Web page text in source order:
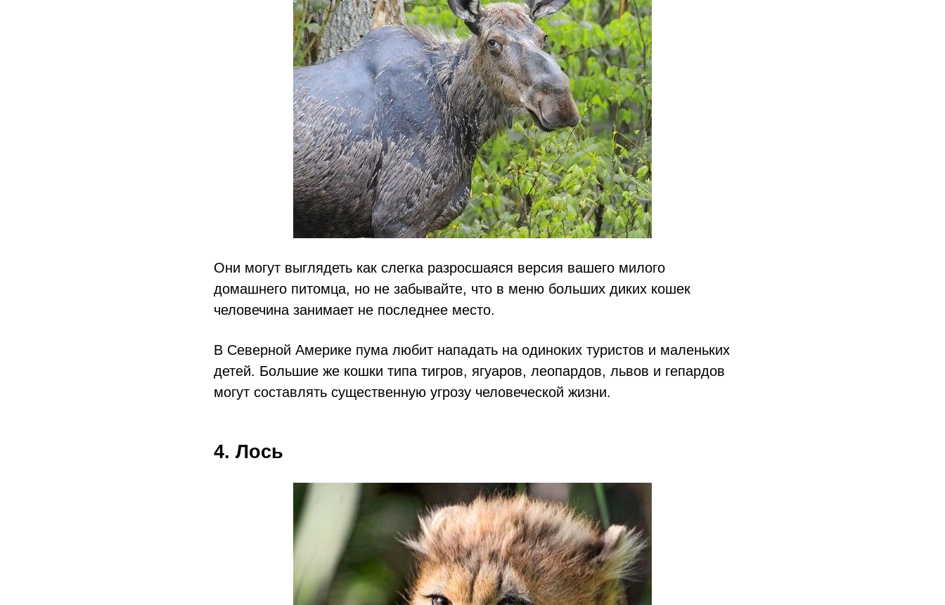
Они могут выглядеть как слегка разросшаяся версия вашего милого
домашнего питомца, но не забывайте, что в меню больших диких кошек
человечина занимает не последнее место.
В Северной Америке пума любит нападать на одиноких туристов и маленьких
детей. Большие же кошки типа тигров, ягуаров, леопардов, львов и гепардов
могут составлять существенную угрозу человеческой жизни.
4. Лось